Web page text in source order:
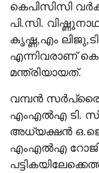
കെപിസിസി
പി.സി.
കൃഷ്ണ,എം
എന്നിവരാണ്
മന്ത്രിയായത്.
വമ്പന്‍
എംഎല്‍എ ടി.
അധ്യക്ഷന്‍
എംഎല്‍എ റോജി